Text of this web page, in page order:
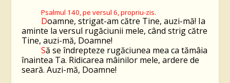
Psalmul 140, pe versul6, propriu-zis.
Doamne, strigat-am către Tine, auzi-mă! Ia
aminte la versul rugăciunii mele, când strig către
Tine, auzi-mă, Doamne!
Să se îndrepteze rugăciunea mea ca tămâia
înaintea Ta. Ridicarea mâinilor mele, ardere de
seară. Auzi-mă, Doamne!